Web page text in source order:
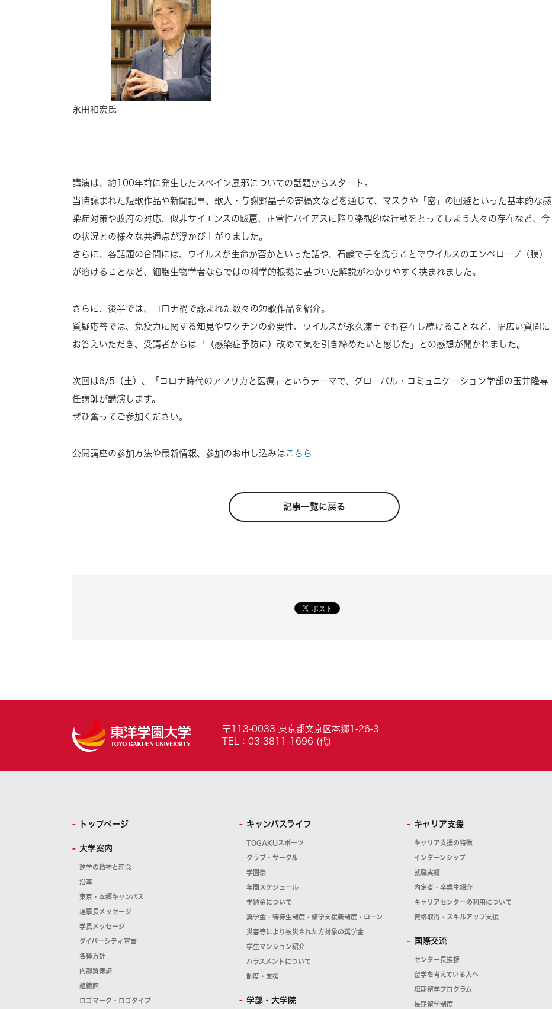
永田和宏氏
講演は、約100年前に発生したスペイン風邪についての話題からスタート。
当時詠まれた短歌作品や新聞記事、歌人・与謝野晶子の寄稿文などを通じて、マスクや「密」の回避といった基本的な感
染症対策や政府の対応、似非サイエンスの跋扈、正常性バイアスに陥り楽観的な行動をとってしまう人々の存在など、今
の状況との様々な共通点が浮かび上がりました。
さらに、各話題の合間には、ウイルスが生命か否かといった話や、石鹸で手を洗うことでウイルスのエンベロープ（膜）
が溶けることなど、細胞生物学者ならではの科学的根拠に基づいた解説がわかりやすく挟まれました。
さらに、後半では、コロナ禍で詠まれた数々の短歌作品を紹介。
質疑応答では、免疫力に関する知見やワクチンの必要性、ウイルスが永久凍土でも存在し続けることなど、幅広い質問に
お答えいただき、受講者からは「（感染症予防に）改めて気を引き締めたいと感じた」との感想が聞かれました。
次回は6/5（土）、「コロナ時代のアフリカと医療」というテーマで、グローバル・コミュニケーション学部の玉井隆専
任講師が講演します。
ぜひ奮ってご参加ください。
公開講座の参加方法や最新情報、参加のお申し込みは こちら
記事一覧に戻る
〒113-0033 東京都文京区本郷1-26-3
TEL：03-3811-1696 (代)
トップページ
大学案内
建学の精神と理念
沿革
東京・本郷キャンパス
理事長メッセージ
学長メッセージ
ダイバーシティ宣言
各種方針
内部質保証
組織図
ロゴマーク・ロゴタイプ
キャンパスライフ
TOGAKUスポーツ
クラブ・サークル
学園祭
年間スケジュール
学納金について
奨学金・特待生制度・修学支援新制度・ローン
災害等により被災された方対象の奨学金
学生マンション紹介
ハラスメントについて
制度・支援
学部・大学院
キャリア支援
キャリア支援の特徴
インターンシップ
就職実績
内定者・卒業生紹介
キャリアセンターの利用について
資格取得・スキルアップ支援
国際交流
センター長挨拶
留学を考えている人へ
短期留学プログラム
長期留学制度